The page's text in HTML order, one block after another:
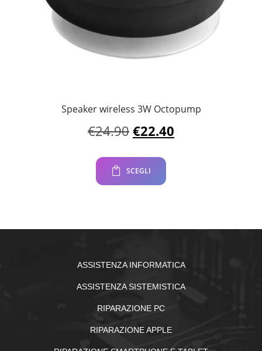
Speaker wireless 3W Octopump
€24.90 Il
prezzo
originale
era:
€24.90.
€22.40
prezzo
SCEGLI
ASSISTENZA INFORMATICA
ASSISTENZA SISTEMISTICA
RIPARAZIONE PC
RIPARAZIONE APPLE